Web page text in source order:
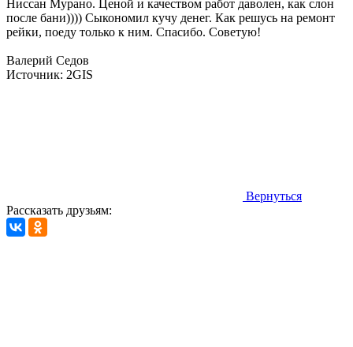
Ниссан Мурано. Ценой и качеством работ даволен, как слон
после бани)))) Сыкономил кучу денег. Как решусь на ремонт
рейки, поеду только к ним. Спасибо. Советую!
Валерий Седов
Источник: 2GIS
Вернуться
Рассказать друзьям: